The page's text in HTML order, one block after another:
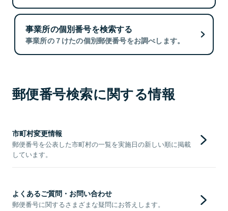
事業所の個別番号を検索する
事業所の７けたの個別郵便番号をお調べします。
郵便番号検索に関する情報
市町村変更情報
郵便番号を公表した市町村の一覧を実施日の新しい順に掲載
しています。
よくあるご質問・お問い合わせ
郵便番号に関するさまざまな疑問にお答えします。